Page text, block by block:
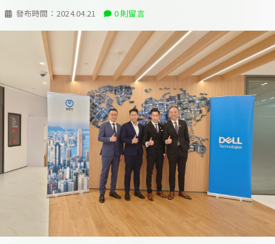
發布時間： 2024.04.21 0 則留言